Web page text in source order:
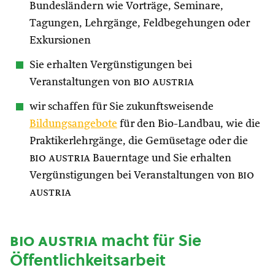
Bundesländern wie Vorträge, Seminare,
Tagungen, Lehrgänge, Feldbegehungen oder
Exkursionen
Sie erhalten Vergünstigungen bei
Veranstaltungen von bio austria
wir schaffen für Sie zukunftsweisende
Bildungsangebote für den Bio-Landbau, wie die
Praktikerlehrgänge, die Gemüsetage oder die
bio austria Bauerntage und Sie erhalten
Vergünstigungen bei Veranstaltungen von bio
austria
bio austriamacht für Sie
Öffentlichkeitsarbeit